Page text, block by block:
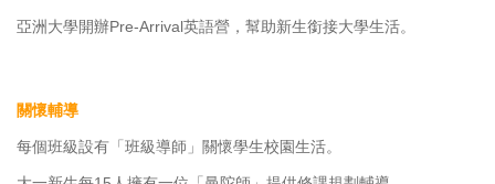
亞洲大學開辦Pre-Arrival英語營，幫助新生銜接大學生活。
關懷輔導
每個班級設有「班級導師」關懷學生校園生活。